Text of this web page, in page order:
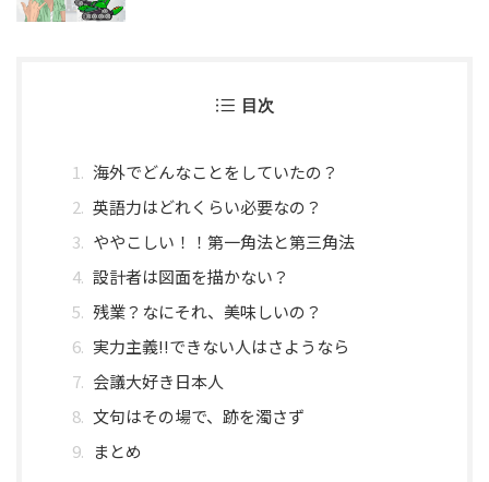
目次
海外でどんなことをしていたの？
英語力はどれくらい必要なの？
ややこしい！！第一角法と第三角法
設計者は図面を描かない？
残業？なにそれ、美味しいの？
実力主義!!できない人はさようなら
会議大好き日本人
文句はその場で、跡を濁さず
まとめ